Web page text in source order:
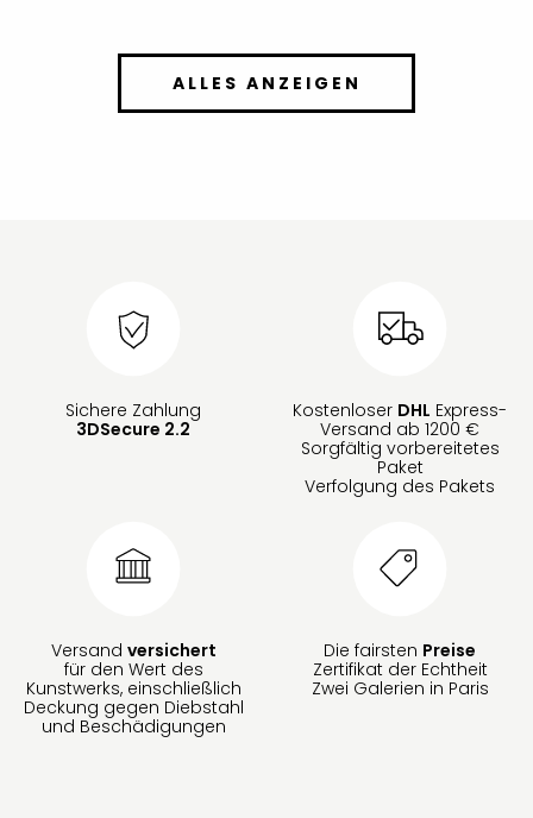
ALLES ANZEIGEN
Sichere Zahlung
3DSecure 2.2
Kostenloser DHL Express-
Versand ab 1200 €
Sorgfältig vorbereitetes
Paket
Verfolgung des Pakets
Versand versichert
für den Wert des
Kunstwerks, einschließlich
Deckung gegen Diebstahl
und Beschädigungen
Die fairsten Preise
Zertifikat der Echtheit
Zwei Galerien in Paris